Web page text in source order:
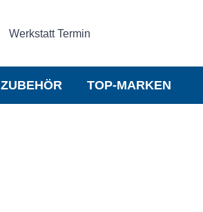
Werkstatt Termin
ZUBEHÖR TOP-MARKEN